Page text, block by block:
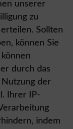
unserer
zu
Sollten
können Sie
durch das
der
Ihrer IP-
indem